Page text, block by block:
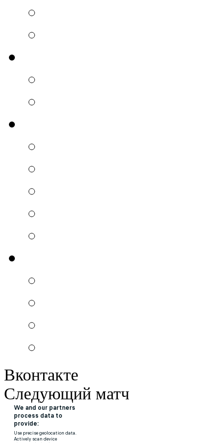
Вконтакте
Следующий матч